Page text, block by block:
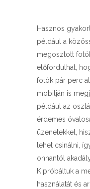
Hasznos
például a
megosztott
előfordulhat,
fotók pár perc
mobilján is
például az
érdemes
üzenetekkel,
lehet csinálni,
onnantól
Kipróbáltuk a
használatát és